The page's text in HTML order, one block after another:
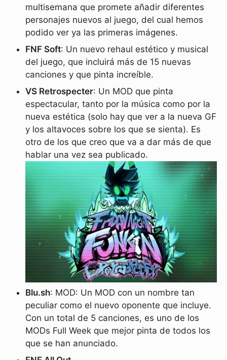
multisemana que promete añadir diferentes
personajes nuevos al juego, del cual hemos
podido ver ya las primeras imágenes.
FNF Soft: Un nuevo rehaul estético y musical
del juego, que incluirá más de 15 nuevas
canciones y que pinta increíble.
VS Retrospecter: Un MOD que pinta
espectacular, tanto por la música como por la
nueva estética (solo hay que ver a la nueva GF
y los altavoces sobre los que se sienta). Es
otro de los que creo que va a dar más de que
hablar una vez sea publicado.
Blu.sh: MOD: Un MOD con un nombre tan
peculiar como el nuevo oponente que incluye.
Con un total de 5 canciones, es uno de los
MODs Full Week que mejor pinta de todos los
que se han anunciado.